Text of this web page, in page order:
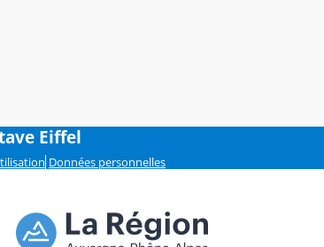
Eiffel
Données personnelles